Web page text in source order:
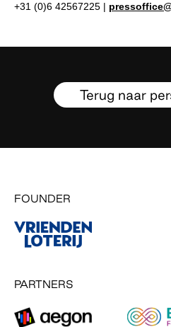
+31 (0)6 42567225 |
Terug naar
FOUNDER
PARTNERS